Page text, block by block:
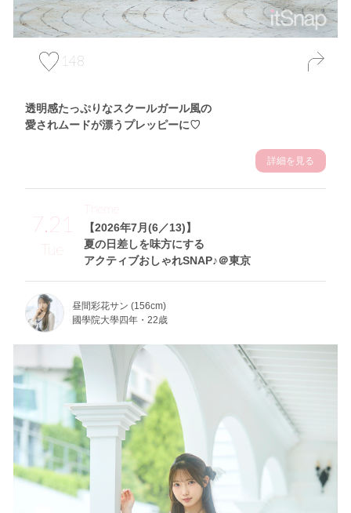
148
透明感たっぷりなスクールガール風の
愛されムードが漂うプレッピーに♡
詳細を見る
7.21
Tue
【2026年7月(6／13)】
夏の日差しを味方にする
アクティブおしゃれSNAP♪＠東京
Theme
昼間彩花サン (156cm)
國學院大學四年・22歳